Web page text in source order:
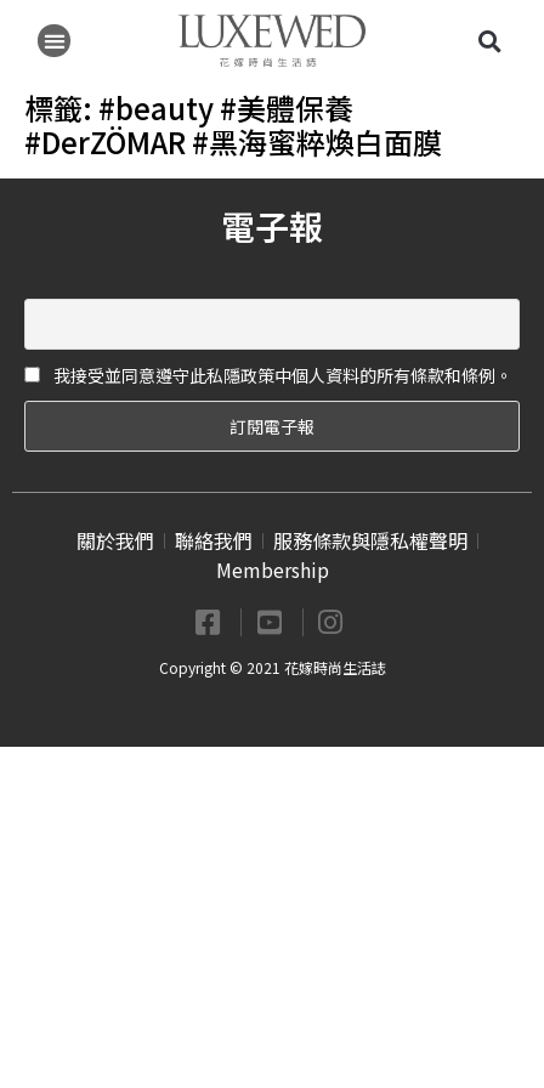
標籤: #beauty #美體保養
#DerZÖMAR #黑海蜜粹煥白面膜
電子報
我接受並同意遵守此私隱政策中個人資料的所有條款和條例。
關於我們 聯絡我們
服務條款與隱私權聲明
Membership
Copyright © 2021 花嫁時尚生活誌